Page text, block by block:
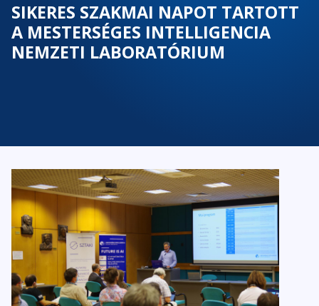
SIKERES SZAKMAI NAPOT TARTOTT
A MESTERSÉGES INTELLIGENCIA
NEMZETI LABORATÓRIUM